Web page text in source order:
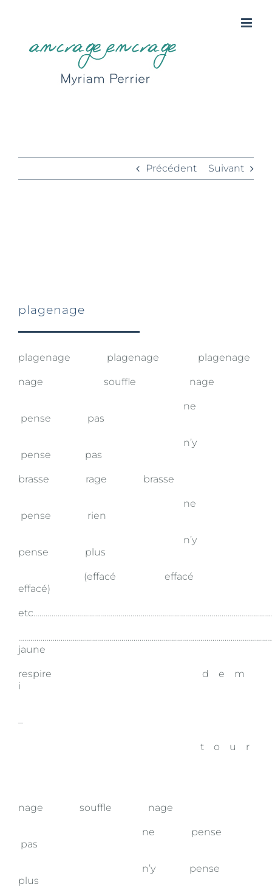
Précédent Suivant
plagenage
plagenage plagenage plagenage
nage souffle nage
ne
pense pas
n’y
pense pas
brasse rage brasse
ne
pense rien
n’y
pense plus
(effacé effacé
effacé)
jaune
respire d e m
i
–
t o u r
nage souffle nage
ne pense
pas
n’y pense
plus